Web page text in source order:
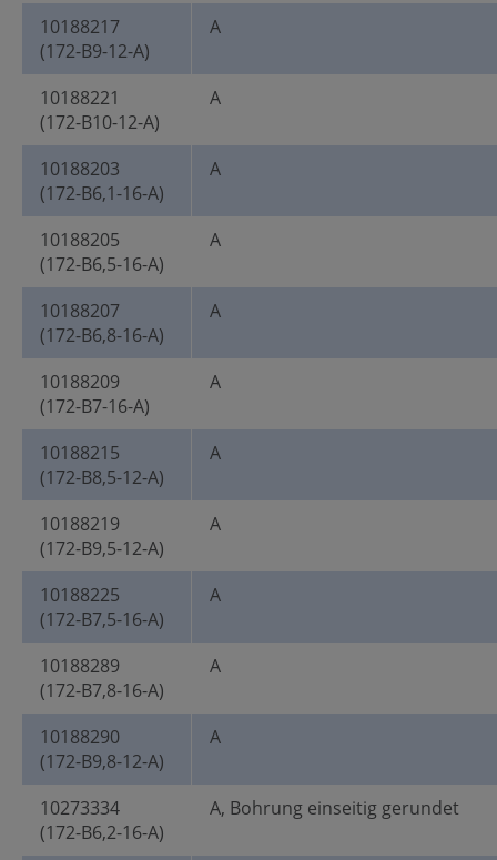
10188217
(172-B9-12-A)
A
10188221
(172-B10-12-A)
A
10188203
(172-B6,1-16-A)
A
10188205
(172-B6,5-16-A)
A
10188207
(172-B6,8-16-A)
A
10188209
(172-B7-16-A)
A
10188215
(172-B8,5-12-A)
A
10188219
(172-B9,5-12-A)
A
10188225
(172-B7,5-16-A)
A
10188289
(172-B7,8-16-A)
A
10188290
(172-B9,8-12-A)
A
10273334
(172-B6,2-16-A)
A, Bohrung einseitig gerundet